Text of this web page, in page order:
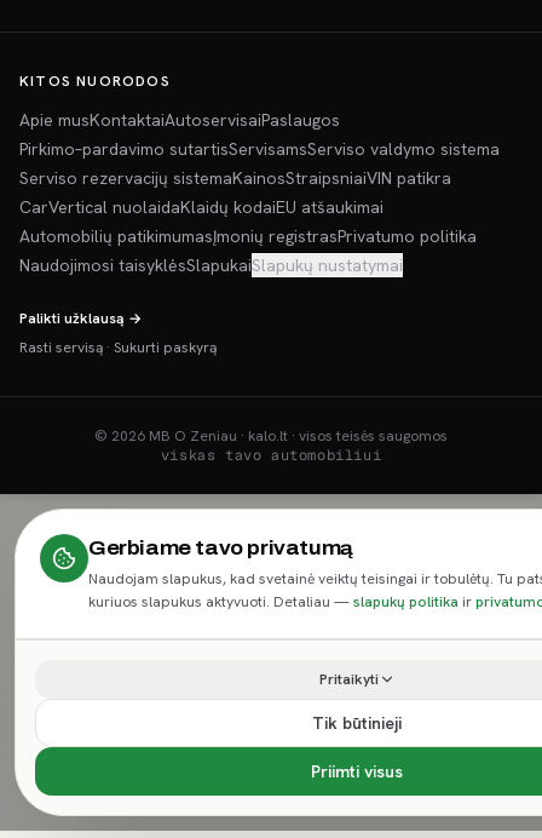
KITOS NUORODOS
Apie musKontaktaiAutoservisaiPaslaugos
Pirkimo–pardavimo sutartisServisamsServiso valdymo sistema
Serviso rezervacijų sistemaKainosStraipsniaiVIN patikra
CarVertical nuolaidaKlaidų kodaiEU atšaukimai
Automobilių patikimumasĮmonių registrasPrivatumo politika
Naudojimosi taisyklėsSlapukaiSlapukų nustatymai
Palikti užklausą →
Rasti servisą · Sukurti paskyrą
© 2026 MB O Zeniau · kalo.lt · visos teisės saugomos
viskas tavo automobiliui
Gerbiame tavo privatumą
Naudojam slapukus, kad svetainė veiktų teisingai ir tobulėtų. Tu
kuriuos slapukus aktyvuoti. Detaliau —slapukų politika ir
Pritaikyti
Tik būtinieji
Priimti visus